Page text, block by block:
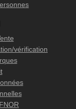
vérification